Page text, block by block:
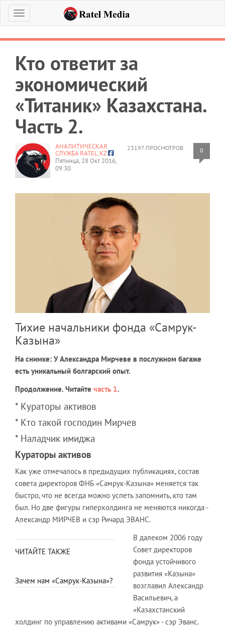
Меню
Кто ответит за
экономический
«Титаник» Казахстана.
Часть 2.
23197 ПРОСМОТРОВ 0
АНАЛИТИЧЕСКАЯ
СЛУЖБА RATEL.KZ
Пятница, 28 Окт 2016,
09:30
Тихие начальники фонда «Самрук-
Казына»
На снимке: У Александра Мирчеве в послужном багаже
есть уникальный болгарский опыт.
Продолжение. Читайте часть 1.
* Кураторы активов
* Кто такой господин Мирчев
* Наладчик имиджа
Кураторы активов
Как уже отмечалось в предыдущих публикациях, состав
совета директоров ФНБ «Самрук-Казына» меняется так
быстро, что не всегда можно успеть запомнить, кто там
был. Но две фигуры гиперхолдинга не меняются никогда -
Александр МИРЧЕВ и сэр Ричард ЭВАНС.
ЧИТАЙТЕ ТАКЖЕ
Зачем нам «Самрук-Казына»?
В далеком 2006 году
Совет директоров
фонда устойчивого
развития «Казына»
возглавил Александр
Васильевич, а
«Казахстанский
холдинг по управлению активами «Самрук» - сэр Эванс.